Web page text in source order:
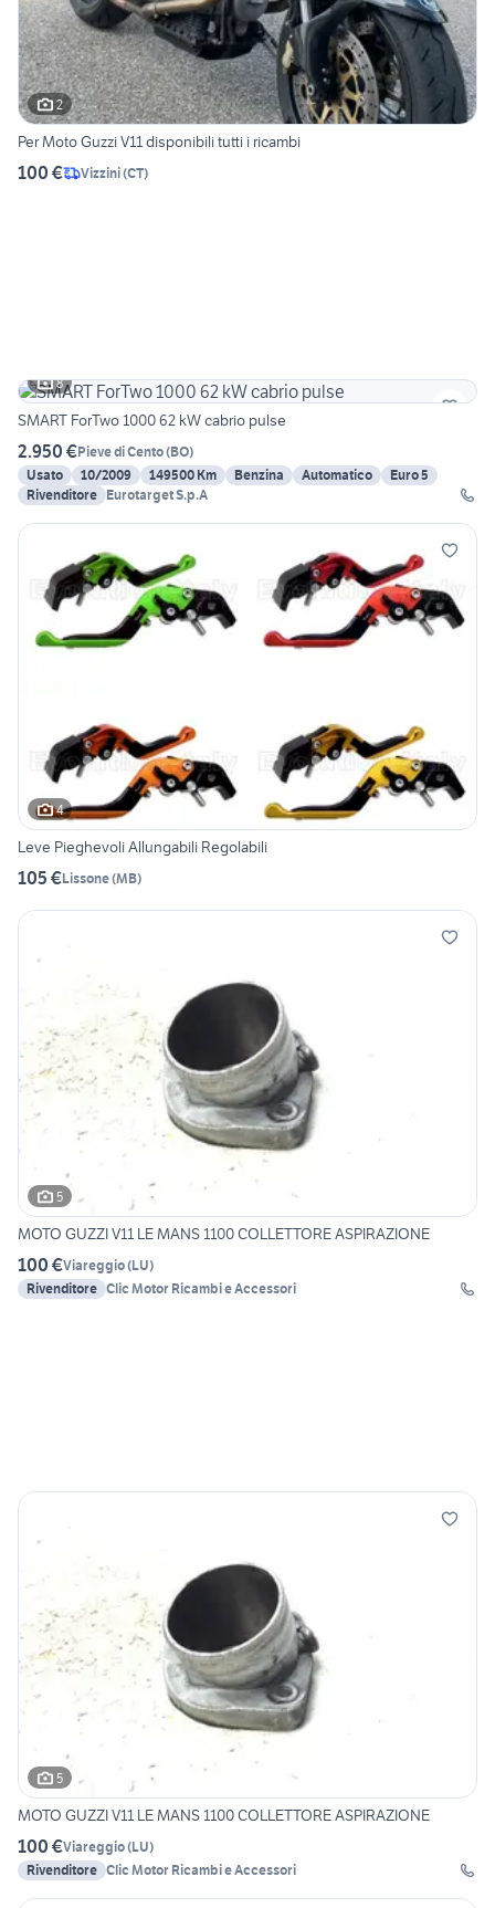
2
Per Moto Guzzi V11 disponibili tutti i ricambi
100 € Vizzini(CT)
8
SMART ForTwo 1000 62 kW cabrio pulse
2.950 €Pieve di Cento(BO)
Usato
10/2009 149500 Km Benzina Automatico
Euro 5
Rivenditore Eurotarget S.p.A
4
Leve Pieghevoli Allungabili Regolabili
105 €Lissone(MB)
5
MOTO GUZZI V11 LE MANS 1100 COLLETTORE ASPIRAZIONE
100 €Viareggio(LU)
Rivenditore Clic Motor Ricambi e Accessori
5
MOTO GUZZI V11 LE MANS 1100 COLLETTORE ASPIRAZIONE
100 €Viareggio(LU)
Rivenditore Clic Motor Ricambi e Accessori